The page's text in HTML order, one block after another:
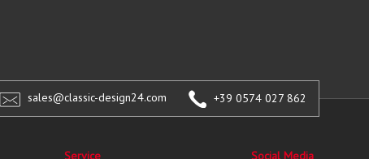
sales@classic-design24.com +39 0574 027 862
Service
Social Media